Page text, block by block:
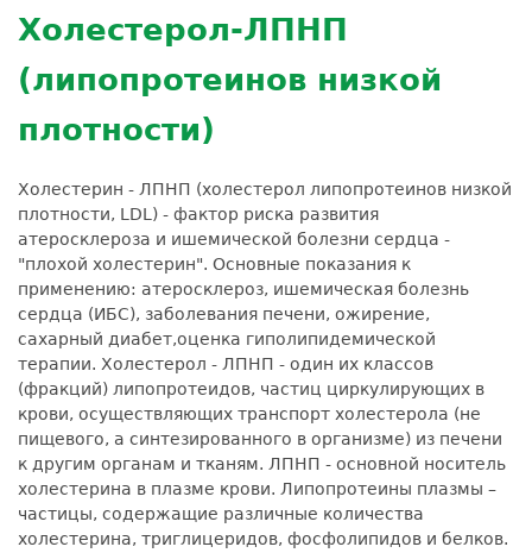
Расшифровка анализов
Усиление профилактических мер для
безопасности пациентов
Документы
to
top
Холестерол-ЛПНП
(липопротеинов низкой
плотности)
Холестерин - ЛПНП (холестерол липопротеинов низкой
плотности, LDL) - фактор риска развития
атеросклероза и ишемической болезни сердца -
"плохой холестерин". Основные показания к
применению: атеросклероз, ишемическая болезнь
сердца (ИБС), заболевания печени, ожирение,
сахарный диабет,оценка гиполипидемической
терапии. Холестерол - ЛПНП - один их классов
(фракций) липопротеидов, частиц циркулирующих в
крови, осуществляющих транспорт холестерола (не
пищевого, а синтезированного в организме) из печени
к другим органам и тканям. ЛПНП - основной носитель
холестерина в плазме крови. Липопротеины плазмы –
частицы, содержащие различные количества
холестерина, триглицеридов, фосфолипидов и белков.